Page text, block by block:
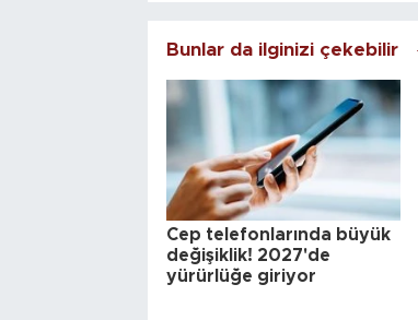
Bunlar da ilginizi çekebilir
Cep telefonlarında büyük
değişiklik! 2027'de
yürürlüğe giriyor